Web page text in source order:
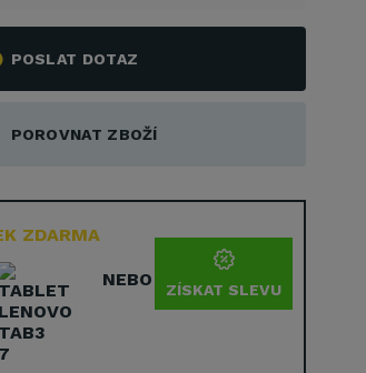
POSLAT DOTAZ
POROVNAT ZBOŽÍ
ZDARMA
NEBO ZÍSKAT SLEVU